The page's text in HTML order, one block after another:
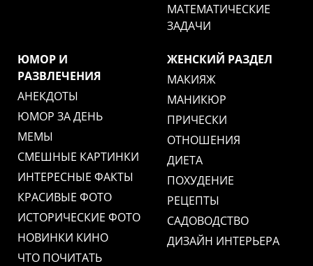
МАТЕМАТИЧЕСКИЕ
ЗАДАЧИ
ЮМОР И
РАЗВЛЕЧЕНИЯ
АНЕКДОТЫ
ЮМОР ЗА ДЕНЬ
МЕМЫ
СМЕШНЫЕ КАРТИНКИ
ИНТЕРЕСНЫЕ ФАКТЫ
КРАСИВЫЕ ФОТО
ИСТОРИЧЕСКИЕ ФОТО
НОВИНКИ КИНО
ЧТО ПОЧИТАТЬ
ЖЕНСКИЙ РАЗДЕЛ
МАКИЯЖ
МАНИКЮР
ПРИЧЕСКИ
ОТНОШЕНИЯ
ДИЕТА
ПОХУДЕНИЕ
РЕЦЕПТЫ
САДОВОДСТВО
ДИЗАЙН ИНТЕРЬЕРА